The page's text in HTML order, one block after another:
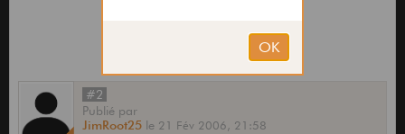
#2
Publié par
JimRoot25 le 21 Fév 2006, 21:58